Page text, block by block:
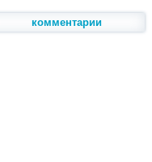
комментарии